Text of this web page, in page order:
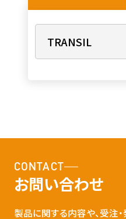
CONTACT
お問い合わせ
製品に関する内容や、受注